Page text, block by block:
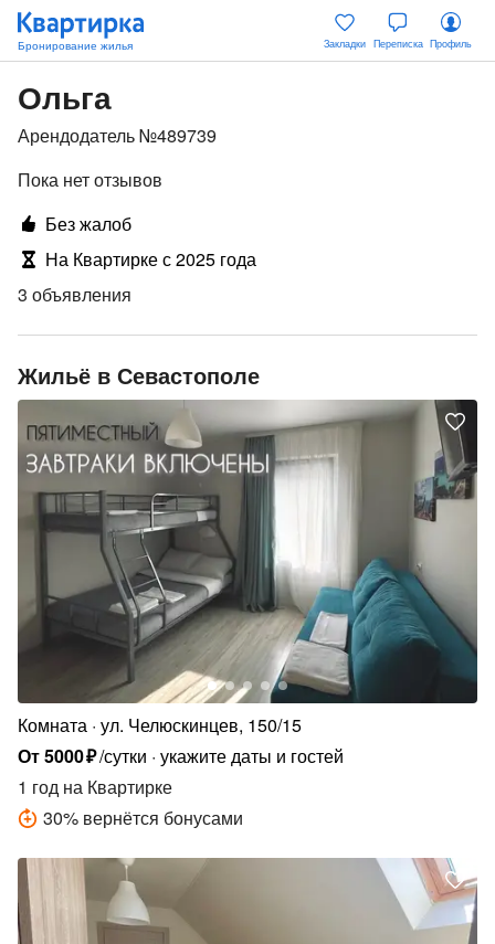
Закладки Переписка Профиль
Ольга
Арендодатель №489739
Пока нет отзывов
Без жалоб
На Квартирке с 2025 года
3 объявления
Жильё в Севастополе
Комната ул. Челюскинцев, 150/15
От5000₽/сутки укажите даты и гостей
1 год на Квартирке
30% вернётся бонусами